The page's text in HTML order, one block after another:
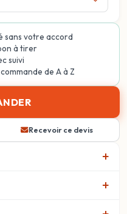
sans votre accord
à tirer
suivi
de A à Z
Recevoir ce devis